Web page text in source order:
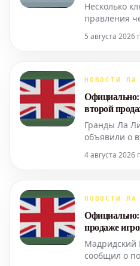
Несколько
правления
испанской
финальной
разумеется,
5 августа 2026
НОВОСТИ ЛА
второй
Гранды Ла
объявили о
состава
Это
Нападающий
4 августа 2026
НОВОСТИ ЛА
продаже
Мадридский
сообщил о